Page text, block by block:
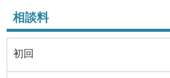
相談料
初回